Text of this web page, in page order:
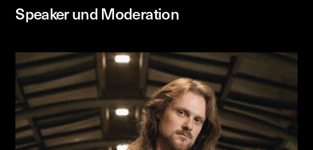
Speaker und Moderation